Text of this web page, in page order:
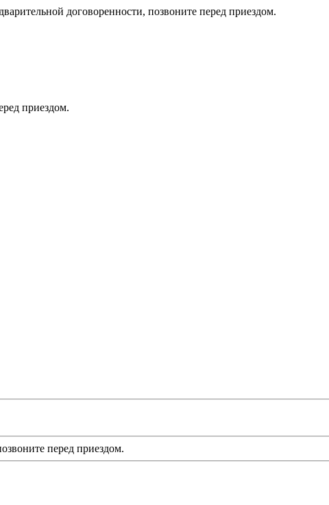
договоренности, позвоните перед приездом.
приездом.
перед приездом.